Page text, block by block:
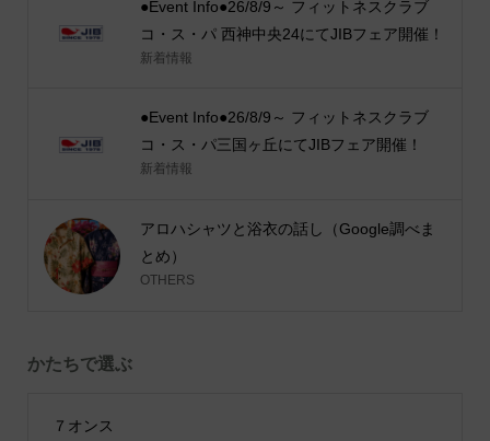
●Event Info●26/8/9～ フィットネスクラブ
コ・ス・パ 西神中央24にてJIBフェア開催！
新着情報
●Event Info●26/8/9～ フィットネスクラブ
コ・ス・パ三国ヶ丘にてJIBフェア開催！
新着情報
アロハシャツと浴衣の話し（Google調べま
とめ）
OTHERS
かたちで選ぶ
７オンス